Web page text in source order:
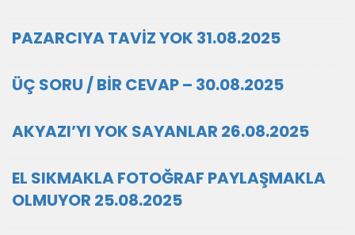
PAZARCIYA TAVİZ YOK 31.08.2025
ÜÇ SORU / BİR CEVAP – 30.08.2025
AKYAZI’YI YOK SAYANLAR 26.08.2025
EL SIKMAKLA FOTOĞRAF PAYLAŞMAKLA
OLMUYOR 25.08.2025